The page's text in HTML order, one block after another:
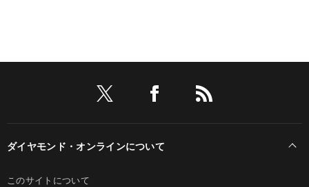
ダイヤモンド・オンラインについて
このサイトについて